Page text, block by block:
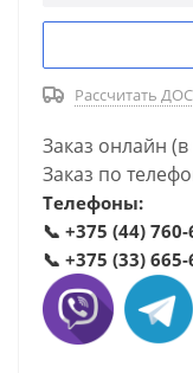
Рассчитать
Заказ онлайн
Заказ по
Телефоны:
📞 +375 (44)
📞 +375 (33)